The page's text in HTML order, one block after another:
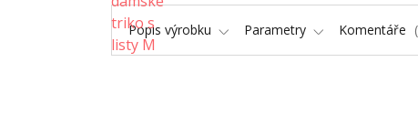
Popis výrobku Parametry Komentáře